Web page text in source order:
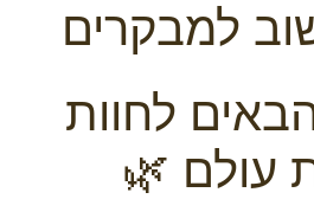
למבקרים
לחוות
עולם 🌿